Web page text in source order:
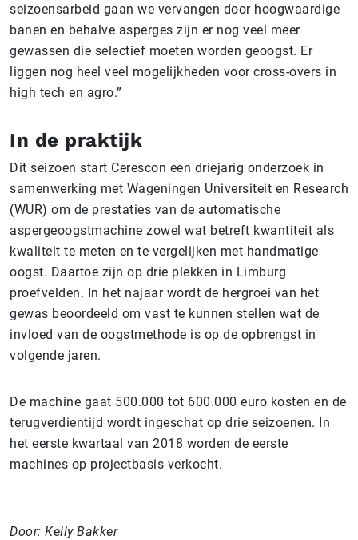
seizoensarbeid gaan we vervangen door hoogwaardige
banen en behalve asperges zijn er nog veel meer
gewassen die selectief moeten worden geoogst. Er
liggen nog heel veel mogelijkheden voor cross-overs in
high tech en agro.”
In de praktijk
Dit seizoen start Cerescon een driejarig onderzoek in
samenwerking met Wageningen Universiteit en Research
(WUR) om de prestaties van de automatische
aspergeoogstmachine zowel wat betreft kwantiteit als
kwaliteit te meten en te vergelijken met handmatige
oogst. Daartoe zijn op drie plekken in Limburg
proefvelden. In het najaar wordt de hergroei van het
gewas beoordeeld om vast te kunnen stellen wat de
invloed van de oogstmethode is op de opbrengst in
volgende jaren.
De machine gaat 500.000 tot 600.000 euro kosten en de
terugverdientijd wordt ingeschat op drie seizoenen. In
het eerste kwartaal van 2018 worden de eerste
machines op projectbasis verkocht.
Door: Kelly Bakker